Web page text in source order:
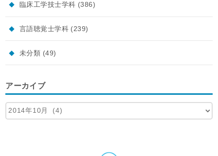
臨床工学技士学科 (386)
言語聴覚士学科 (239)
未分類 (49)
アーカイブ